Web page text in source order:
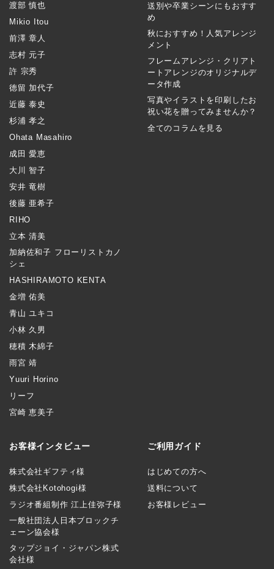
渡部 慎也
Mikio Itou
前澤 章人
志村 元子
許 宗秀
徳留 加代子
近藤 泰史
杉浦 孝之
Ohata Masahiro
成田 愛恵
大川 智子
安井 竜樹
後藤 亜希子
RIHO
立本 清美
加納佐和子 フローリストカノ
シェ
HASHIRAMOTO KENTA
金増 佑美
青山 ユキコ
小林 久男
穂積 木綿子
雨宮 靖
Yuuri Horino
リーフ
宮崎 恵美子
送別や卒業シーンにもおすす
め
秋におすすめ！人気アレンジ
メント
フレームアレンジ・クリアト
ートアレンジのオリジナルデ
ータ作成
写真やイラストを印刷したお
祝い花を贈ってみませんか？
全てのコラムを見る
お客様インタビュー
株式会社ギフティ様
株式会社Kotohogi様
ラジオ番組制作 江上佳弥子様
一般社団法人日本ブロックチ
ェーン協会様
タップジョイ・ジャパン株式
会社様
ご利用ガイド
はじめての方へ
送料について
お客様レビュー